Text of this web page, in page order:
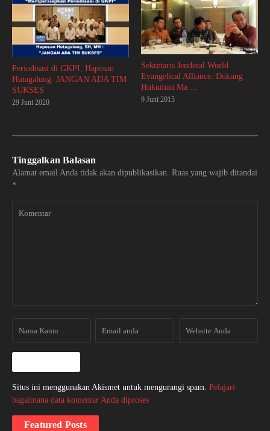
Periodisasi di GKPI, Haposan
Hutagalung: JANGAN ADA TIM
SUKSES
29 Juni 2020
Sekretaris Jenderal World
Evangelical Alliance: Dukung
Hukuman Ma ...
9 Juni 2015
Tinggalkan Balasan
Alamat email Anda tidak akan dipublikasikan. Ruas yang wajib ditandai
*
Situs ini menggunakan Akismet untuk mengurangi spam. Pelajari
bagaimana data komentar Anda diproses
Featured Posts